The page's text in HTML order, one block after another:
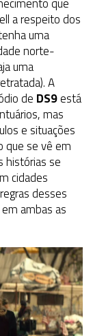
a respeito dos
uma
norte-
uma
A
de DS9está
mas
e situações
que se vê em
histórias se
cidades
desses
ambas as